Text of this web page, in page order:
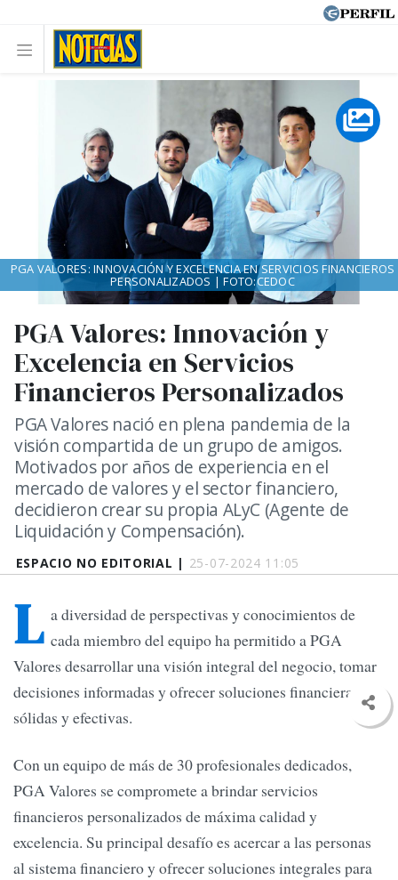
ESPACIO NO EDITORIAL | 25-07-2024 11:05
PGA Valores: Innovación y
Excelencia en Servicios
Financieros Personalizados
PGA Valores nació en plena pandemia de la
visión compartida de un grupo de amigos.
Motivados por años de experiencia en el
mercado de valores y el sector financiero,
decidieron crear su propia ALyC (Agente de
Liquidación y Compensación).
PGA VALORES: INNOVACIÓN Y EXCELENCIA EN SERVICIOS FINANCIEROS
PERSONALIZADOS | FOTO:CEDOC
L a diversidad de perspectivas y conocimientos de
cada miembro del equipo ha permitido a PGA
Valores desarrollar una visión integral del negocio, tomar
decisiones informadas y ofrecer soluciones financieras
sólidas y efectivas.
Con un equipo de más de 30 profesionales dedicados,
PGA Valores se compromete a brindar servicios
financieros personalizados de máxima calidad y
excelencia. Su principal desafío es acercar a las personas
al sistema financiero y ofrecer soluciones integrales para